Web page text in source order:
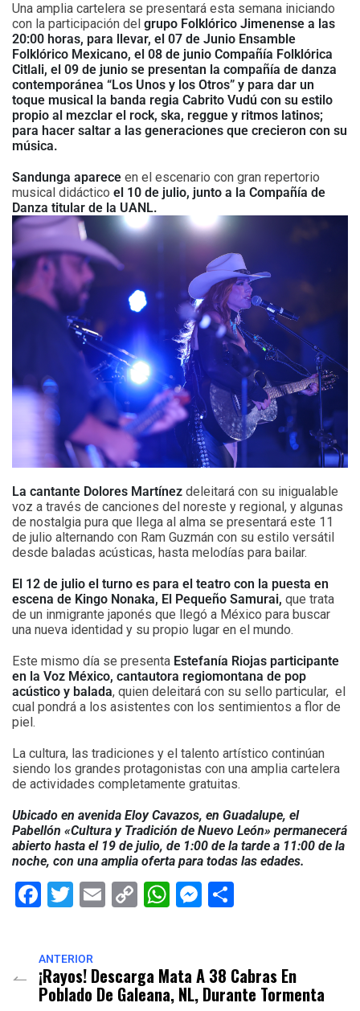
Una amplia cartelera se presentará esta semana iniciando
con la participación del grupo Folklórico Jimenense a las
20:00 horas, para llevar, el 07 de Junio Ensamble
Folklórico Mexicano, el 08 de junio Compañía Folklórica
Citlali, el 09 de junio se presentan la compañía de danza
contemporánea “Los Unos y los Otros” y para dar un
toque musical la banda regia Cabrito Vudú con su estilo
propio al mezclar el rock, ska, reggue y ritmos latinos;
para hacer saltar a las generaciones que crecieron con su
música.
Sandunga aparece en el escenario con gran repertorio
musical didáctico el 10 de julio, junto a la Compañía de
Danza titular de la UANL.
La cantante Dolores Martínez deleitará con su inigualable
voz a través de canciones del noreste y regional, y algunas
de nostalgia pura que llega al alma se presentará este 11
de julio alternando con Ram Guzmán con su estilo versátil
desde baladas acústicas, hasta melodías para bailar.
El 12 de julio el turno es para el teatro con la puesta en
escena de Kingo Nonaka, El Pequeño Samurai, que trata
de un inmigrante japonés que llegó a México para buscar
una nueva identidad y su propio lugar en el mundo.
Este mismo día se presenta Estefanía Riojas participante
en la Voz México, cantautora regiomontana de pop
acústico y balada, quien deleitará con su sello particular, el
cual pondrá a los asistentes con los sentimientos a flor de
piel.
La cultura, las tradiciones y el talento artístico continúan
siendo los grandes protagonistas con una amplia cartelera
de actividades completamente gratuitas.
Ubicado en avenida Eloy Cavazos, en Guadalupe, el
Pabellón «Cultura y Tradición de Nuevo León» permanecerá
abierto hasta el 19 de julio, de 1:00 de la tarde a 11:00 de la
noche, con una amplia oferta para todas las edades.
Facebook
Twitter
EmailCopyWhatsApp
Messenger
ANTERIOR
¡Rayos! Descarga Mata A 38 Cabras En
Poblado De Galeana, NL, Durante Tormenta